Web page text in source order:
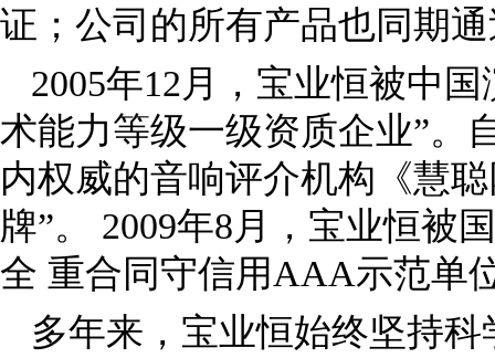
证；公司的所有产品也同期
2005年12月，宝业恒被中
术能力等级一级资质企业”。
内权威的音响评介机构《慧
牌”。 2009年8月，宝业恒被
全 重合同守信用AAA示范单
多年来，宝业恒始终坚持